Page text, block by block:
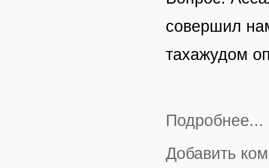
совершил
тахажудом
Подробнее...
Добавить